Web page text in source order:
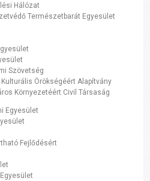
Hálózat
Természetbarát Egyesület
Szövetség
Örökségéért Alapítvány
Környezetéért Civil Társaság
Egyesület
Fejlődésért